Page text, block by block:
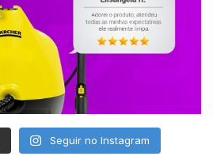
Seguir no Instagram